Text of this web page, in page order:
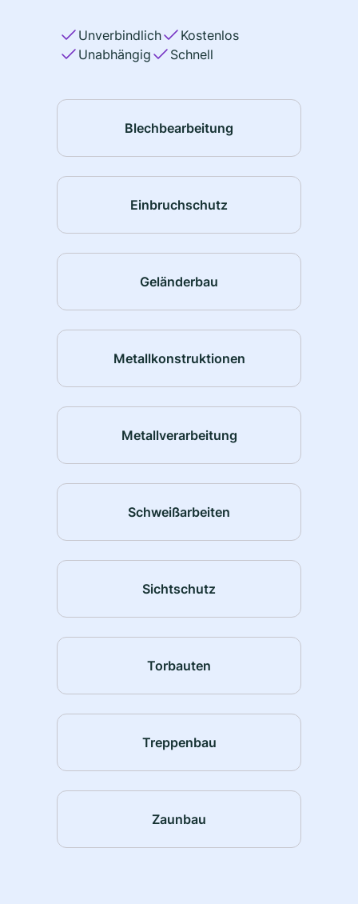
Unverbindlich
Kostenlos
Unabhängig
Schnell
Blechbearbeitung
Einbruchschutz
Geländerbau
Metallkonstruktionen
Metallverarbeitung
Schweißarbeiten
Sichtschutz
Torbauten
Treppenbau
Zaunbau